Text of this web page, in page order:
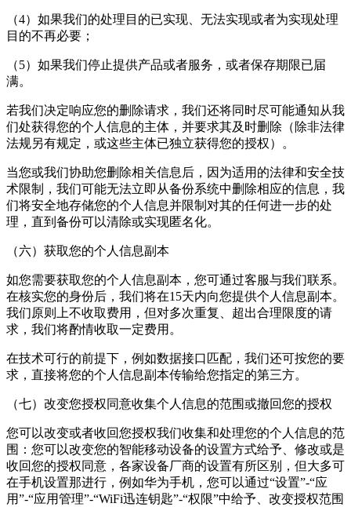
（4）如果我们的处理目的已实现、无法实现或者为实现处理
目的不再必要；
（5）如果我们停止提供产品或者服务，或者保存期限已届
满。
若我们决定响应您的删除请求，我们还将同时尽可能通知从我
们处获得您的个人信息的主体，并要求其及时删除（除非法律
法规另有规定，或这些主体已独立获得您的授权）。
当您或我们协助您删除相关信息后，因为适用的法律和安全技
术限制，我们可能无法立即从备份系统中删除相应的信息，我
们将安全地存储您的个人信息并限制对其的任何进一步的处
理，直到备份可以清除或实现匿名化。
（六）获取您的个人信息副本
如您需要获取您的个人信息副本，您可通过客服与我们联系。
在核实您的身份后，我们将在15天内向您提供个人信息副本。
我们原则上不收取费用，但对多次重复、超出合理限度的请
求，我们将酌情收取一定费用。
在技术可行的前提下，例如数据接口匹配，我们还可按您的要
求，直接将您的个人信息副本传输给您指定的第三方。
（七）改变您授权同意收集个人信息的范围或撤回您的授权
您可以改变或者收回您授权我们收集和处理您的个人信息的范
围：您可以改变您的智能移动设备的设置方式给予、修改或是
收回您的授权同意，各家设备厂商的设置有所区别，但大多可
在手机设置那进行，例如华为手机，您可以通过“设置”-“应
用”-“应用管理”-“WiFi迅连钥匙”-“权限”中给予、改变授权范围